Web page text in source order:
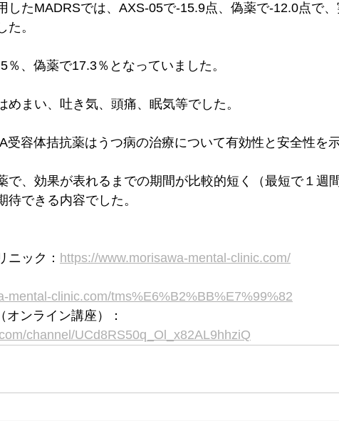
したMADRSでは、AXS-05で-15.9点、偽薬で-12.0点で
。
％、偽薬で17.3％となっていました。
めまい、吐き気、頭痛、眠気等でした。
受容体拮抗薬はうつ病の治療について有効性と安全性を示
で、効果が表れるまでの期間が比較的短く（最短で１週
できる内容でした。
ニック： https://www.morisawa-mental-clinic.com/
mental-clinic.com/tms%E6%B2%BB%E7%99%82
オンライン講座）：
channel/UCd8RS50q_Ol_x82AL9hhziQ